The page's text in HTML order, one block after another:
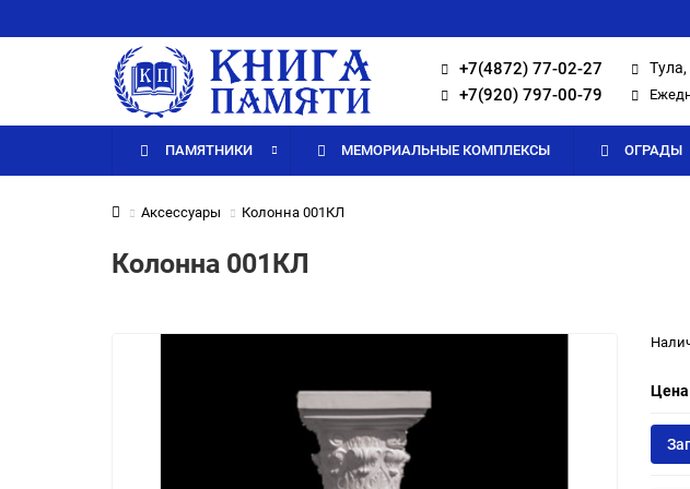
+7(4872) 77-02-27
+7(920) 797-00-79
ПАМЯТНИКИ МЕМОРИАЛЬНЫЕ КОМПЛЕКСЫ ОГРАДЫ
Аксессуары Колонна 001КЛ
Колонна 001КЛ
Цена